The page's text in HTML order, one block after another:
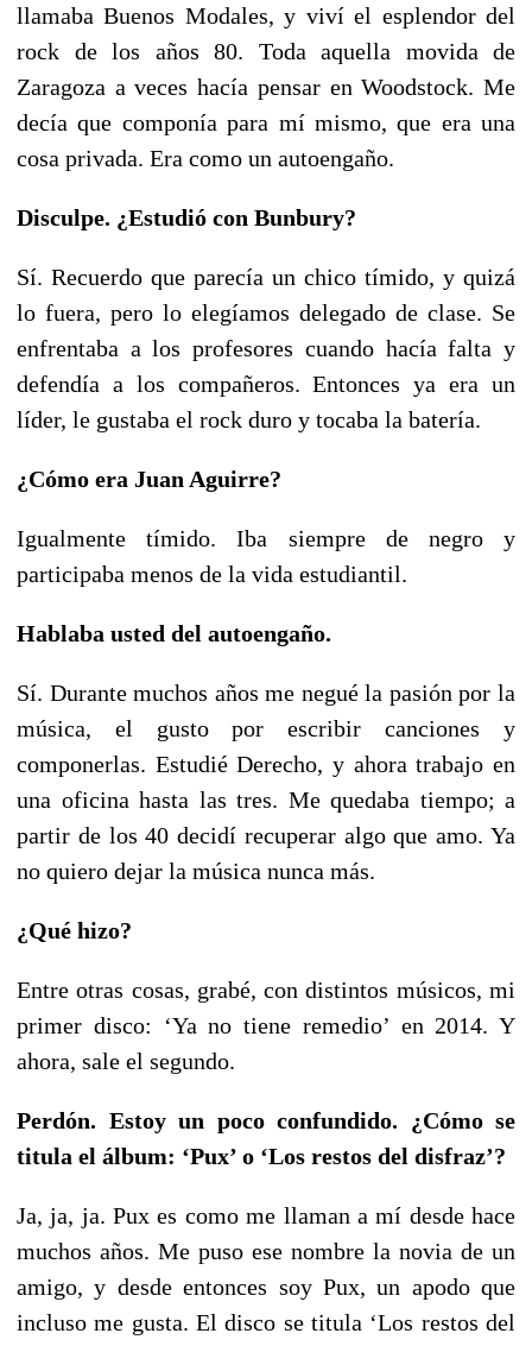
llamaba Buenos Modales, y viví el esplendor del
rock de los años 80. Toda aquella movida de
Zaragoza a veces hacía pensar en Woodstock. Me
decía que componía para mí mismo, que era una
cosa privada. Era como un autoengaño.
Disculpe. ¿Estudió con Bunbury?
Sí. Recuerdo que parecía un chico tímido, y quizá
lo fuera, pero lo elegíamos delegado de clase. Se
enfrentaba a los profesores cuando hacía falta y
defendía a los compañeros. Entonces ya era un
líder, le gustaba el rock duro y tocaba la batería.
¿Cómo era Juan Aguirre?
Igualmente tímido. Iba siempre de negro y
participaba menos de la vida estudiantil.
Hablaba usted del autoengaño.
Sí. Durante muchos años me negué la pasión por la
música, el gusto por escribir canciones y
componerlas. Estudié Derecho, y ahora trabajo en
una oficina hasta las tres. Me quedaba tiempo; a
partir de los 40 decidí recuperar algo que amo. Ya
no quiero dejar la música nunca más.
¿Qué hizo?
Entre otras cosas, grabé, con distintos músicos, mi
primer disco: ‘Ya no tiene remedio’ en 2014. Y
ahora, sale el segundo.
Perdón. Estoy un poco confundido. ¿Cómo se
titula el álbum: ‘Pux’ o ‘Los restos del disfraz’?
Ja, ja, ja. Pux es como me llaman a mí desde hace
muchos años. Me puso ese nombre la novia de un
amigo, y desde entonces soy Pux, un apodo que
incluso me gusta. El disco se titula ‘Los restos del